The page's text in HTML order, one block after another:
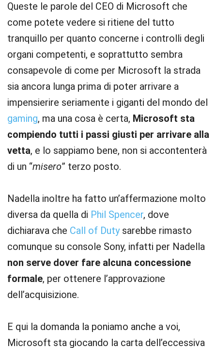
Queste le parole del CEO di Microsoft che
come potete vedere si ritiene del tutto
tranquillo per quanto concerne i controlli degli
organi competenti, e soprattutto sembra
consapevole di come per Microsoft la strada
sia ancora lunga prima di poter arrivare a
impensierire seriamente i giganti del mondo del
gaming, ma una cosa è certa, Microsoft sta
compiendo tutti i passi giusti per arrivare alla
vetta, e lo sappiamo bene, non si accontenterà
di un “misero” terzo posto.
Nadella inoltre ha fatto un’affermazione molto
diversa da quella di Phil Spencer, dove
dichiarava che Call of Dutysarebbe rimasto
comunque su console Sony, infatti per Nadella
non serve dover fare alcuna concessione
formale, per ottenere l’approvazione
dell’acquisizione.
E qui la domanda la poniamo anche a voi,
Microsoft sta giocando la carta dell’eccessiva